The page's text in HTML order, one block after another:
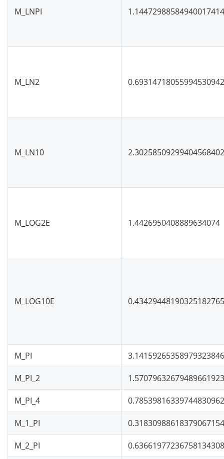
M_LNPI 1.14472988584940017414
M_LN2 0.69314718055994530942
M_LN10 2.30258509299404568402
M_LOG2E 1.4426950408889634074
M_LOG10E 0.43429448190325182765
M_PI 3.14159265358979323846
M_PI_2 1.57079632679489661923
M_PI_4 0.78539816339744830962
M_1_PI 0.31830988618379067154
M_2_PI 0.63661977236758134308